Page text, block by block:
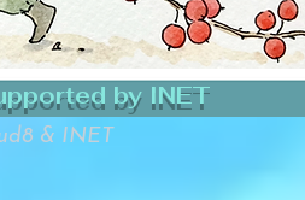
by INET
& INET